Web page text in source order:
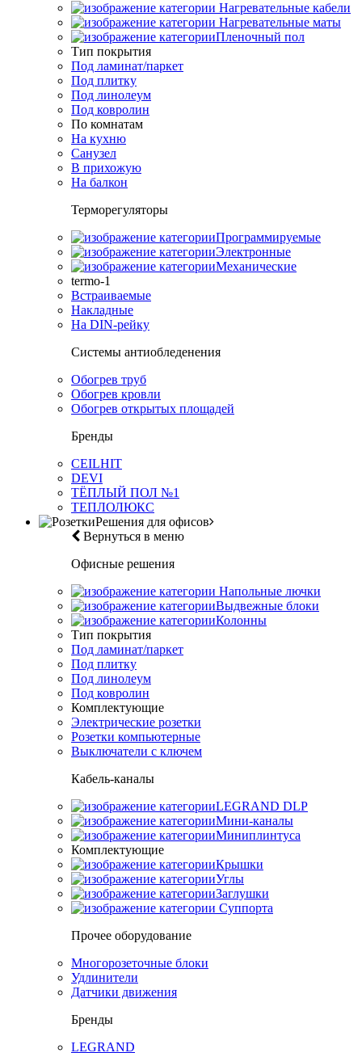
Нагревательные кабели
Нагревательные маты
Пленочный пол
Тип покрытия
Под ламинат/паркет
Под плитку
Под линолеум
Под ковролин
По комнатам
На кухню
Санузел
В прихожую
На балкон
Терморегуляторы
Программируемые
Электронные
Механические
termo-1
Встраиваемые
Накладные
На DIN-рейку
Системы антиобледенения
Обогрев труб
Обогрев кровли
Обогрев открытых площадей
Бренды
CEILHIT
DEVI
ТЁПЛЫЙ ПОЛ №1
ТЕПЛОЛЮКС
Решения для офисов
Вернуться в меню
Офисные решения
Напольные лючки
Выдвежные блоки
Колонны
Тип покрытия
Под ламинат/паркет
Под плитку
Под линолеум
Под ковролин
Комплектующие
Электрические розетки
Розетки компьютерные
Выключатели с ключем
Кабель-каналы
LEGRAND DLP
Мини-каналы
Миниплинтуса
Комплектующие
Крышки
Углы
Заглушки
Суппорта
Прочее оборудование
Многорозеточные блоки
Удлинители
Датчики движения
Бренды
LEGRAND